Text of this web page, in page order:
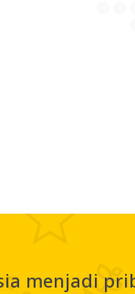
menjadi